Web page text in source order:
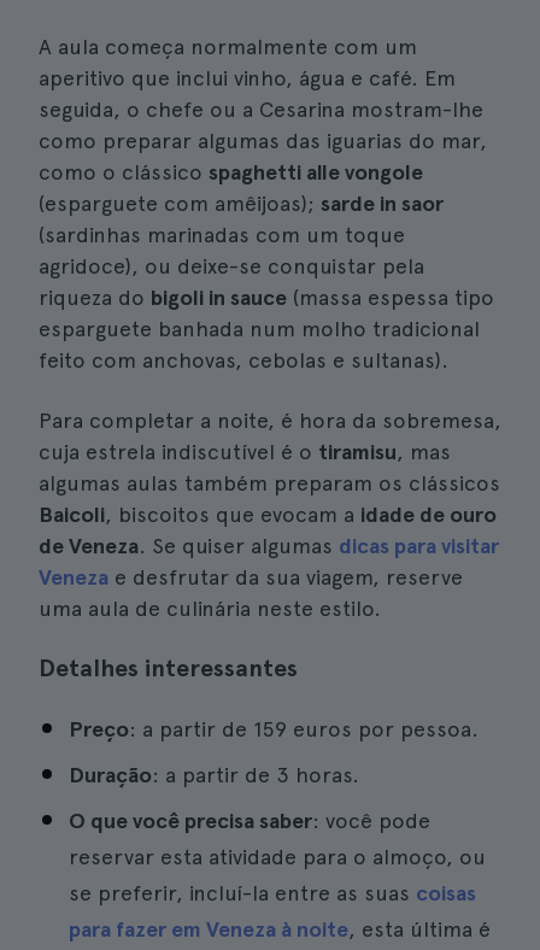
A aula começa normalmente com um
aperitivo que inclui vinho, água e café. Em
seguida, o chefe ou a Cesarina mostram-lhe
como preparar algumas das iguarias do mar,
como o clássico spaghetti alle vongole
(esparguete com amêijoas); sarde in saor
(sardinhas marinadas com um toque
agridoce), ou deixe-se conquistar pela
riqueza do bigoli in sauce (massa espessa tipo
esparguete banhada num molho tradicional
feito com anchovas, cebolas e sultanas).
Para completar a noite, é hora da sobremesa,
cuja estrela indiscutível é o tiramisu, mas
algumas aulas também preparam os clássicos
Baicoli, biscoitos que evocam a idade de ouro
de Veneza. Se quiser algumas dicas para visitar
Veneza e desfrutar da sua viagem, reserve
uma aula de culinária neste estilo.
Detalhes interessantes
Preço: a partir de 159 euros por pessoa.
Duração: a partir de 3 horas.
O que você precisa saber: você pode
reservar esta atividade para o almoço, ou
se preferir, incluí-la entre as suas coisas
para fazer em Veneza à noite, esta última é